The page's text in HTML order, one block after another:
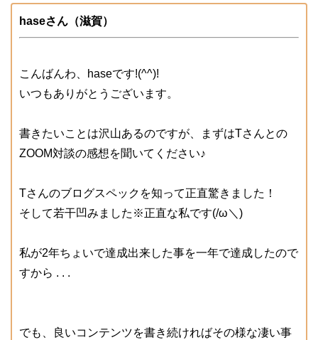
haseさん（滋賀）
こんばんわ、haseです!(^^)!
いつもありがとうございます。
書きたいことは沢山あるのですが、まずはTさんとの
ZOOM対談の感想を聞いてください♪
Tさんのブログスペックを知って正直驚きました！
そして若干凹みました※正直な私です(/ω＼)
私が2年ちょいで達成出来した事を一年で達成したので
すから . . .
でも、良いコンテンツを書き続ければその様な凄い事